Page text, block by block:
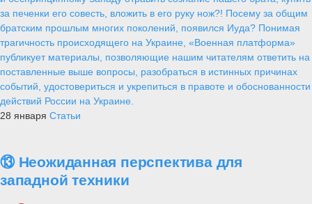
за печенки его совесть, вложить в его руку нож?! Посему за общим
братским прошлым многих поколений, появился Иуда? Понимая
трагичность происходящего на Украине, «Военная платформа»
публикует материалы, позволяющие нашим читателям ответить на
поставленные выше вопросы, разобраться в истинных причинах
событий, удостовериться и укрепиться в правоте и обоснованности
действий России на Украине.
28 января Статьи
⑬ Неожиданная перспектива для
западной техники